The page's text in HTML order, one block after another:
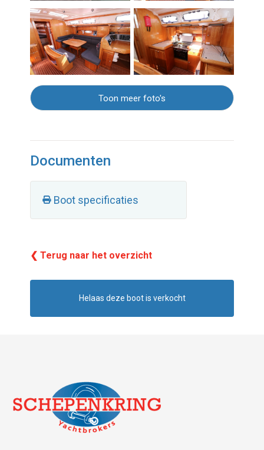
Toon meer foto's
Documenten
Boot specificaties
❮ Terug naar het overzicht
Helaas deze boot is verkocht